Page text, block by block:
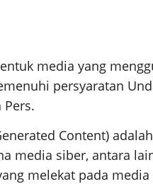
media yang
persyaratan
Pers.
Content)
media siber, antara
melekat pada